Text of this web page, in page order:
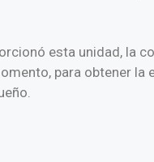
esta unidad, la
para obtener la